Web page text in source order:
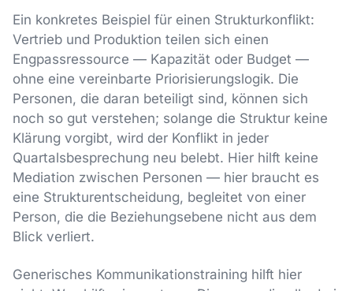
Ein konkretes Beispiel für einen Strukturkonflikt:
Vertrieb und Produktion teilen sich einen
Engpassressource — Kapazität oder Budget —
ohne eine vereinbarte Priorisierungslogik. Die
Personen, die daran beteiligt sind, können sich
noch so gut verstehen; solange die Struktur keine
Klärung vorgibt, wird der Konflikt in jeder
Quartalsbesprechung neu belebt. Hier hilft keine
Mediation zwischen Personen — hier braucht es
eine Strukturentscheidung, begleitet von einer
Person, die die Beziehungsebene nicht aus dem
Blick verliert.
Generisches Kommunikationstraining hilft hier